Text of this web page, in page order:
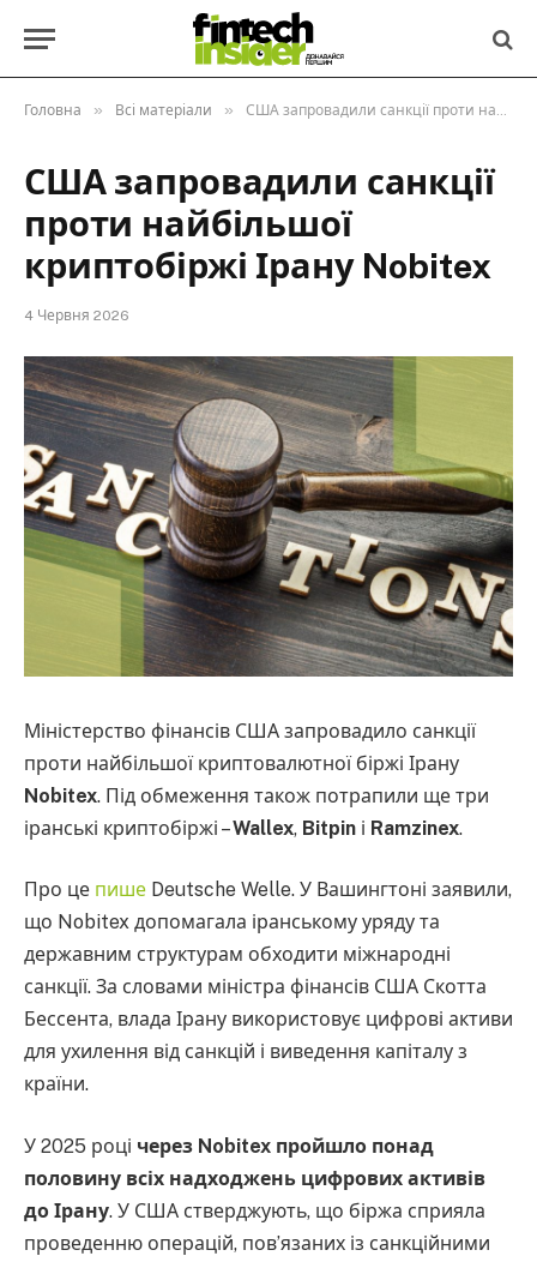
Головна » Всі матеріали » США запровадили санкції проти найбільшої криптобіржі Ірану Nobitex
США запровадили санкції
проти найбільшої
криптобіржі Ірану Nobitex
4 Червня 2026
Міністерство фінансів США запровадило санкції
проти найбільшої криптовалютної біржі Ірану
Nobitex. Під обмеження також потрапили ще три
іранські криптобіржі –Wallex, Bitpin і Ramzinex.
Про це пише Deutsche Welle. У Вашингтоні заявили,
що Nobitex допомагала іранському уряду та
державним структурам обходити міжнародні
санкції. За словами міністра фінансів США Скотта
Бессента, влада Ірану використовує цифрові активи
для ухилення від санкцій і виведення капіталу з
країни.
У 2025 році через Nobitex пройшло понад
половину всіх надходжень цифрових активів
до Ірану. У США стверджують, що біржа сприяла
проведенню операцій, пов’язаних із санкційними